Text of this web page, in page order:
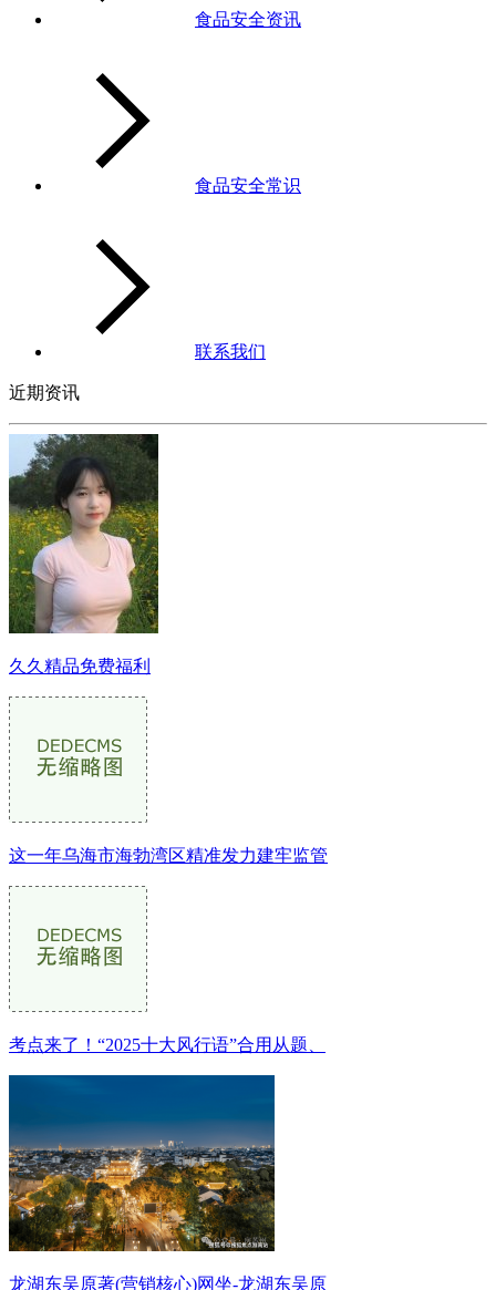
食品安全资讯
食品安全常识
联系我们
近期资讯
久久精品免费福利
这一年乌海市海勃湾区精准发力建牢监管
考点来了！“2025十大风行语”合用从题、
龙湖东吴原著(营销核心)网坐-龙湖东吴原